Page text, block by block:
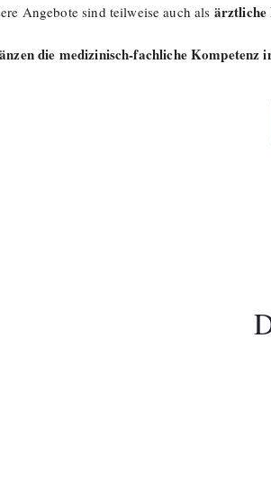
Angebote sind teilweise auch als ärztliche
die medizinisch-fachliche Kompetenz